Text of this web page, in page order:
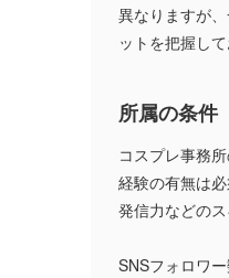
異なりますが
ットを把握し
所属の条件
コスプレ事務
経験の有無は必
発信力などの
SNSフォロワ